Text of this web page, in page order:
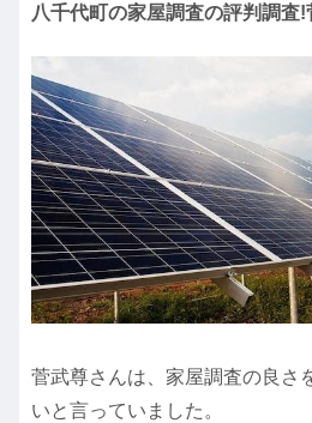
八千代町の家屋調査の評判調査
菅武尊さんは、家屋調査の良さ
いと言っていました。